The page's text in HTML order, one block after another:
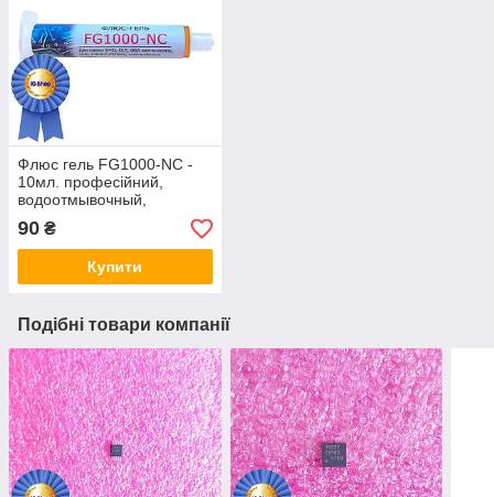
Флюс гель FG1000-NC -
10мл. професійний,
водоотмывочный,
водосмываемый
90 ₴
Купити
Подібні товари компанії